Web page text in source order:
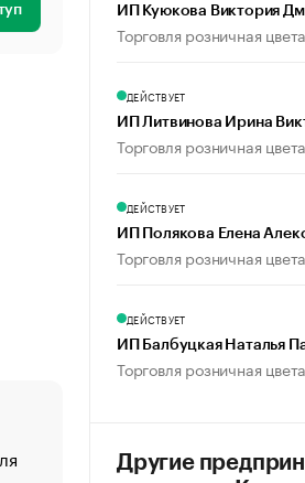
«От спорта тело стареет
ИП Куюкова Виктория
Торговля розничная
ДЕЙСТВУЕТ
ИП Литвинова Ирина
Торговля розничная
ДЕЙСТВУЕТ
ИП Полякова Елена
Торговля розничная
ДЕЙСТВУЕТ
ИП Балбуцкая Наталья
Торговля розничная
Другие